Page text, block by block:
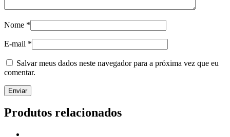
Nome *
E-mail *
Salvar meus dados neste navegador para a próxima vez que eu
comentar.
Produtos relacionados